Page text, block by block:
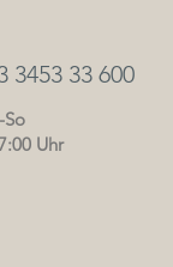
3453 33 600
Uhr